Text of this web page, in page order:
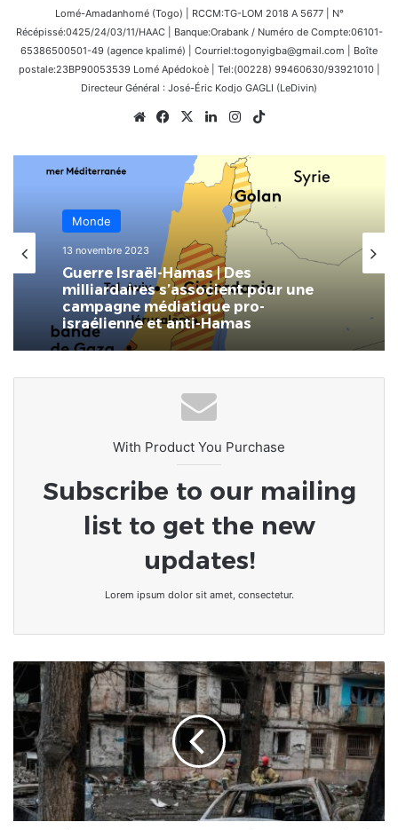
Lomé-Amadanhomé (Togo) | RCCM:TG-LOM 2018 A 5677 | N°
Récépissé:0425/24/03/11/HAAC | Banque:Orabank / Numéro de Compte:06101-
65386500501-49 (agence kpalimé) | Courriel:togonyigba@gmail.com | Boîte
postale:23BP90053539 Lomé Apédokoè | Tel:(00228) 99460630/93921010 |
Directeur Général : José-Éric Kodjo GAGLI (LeDivin)
WebsiteFacebook
X LinkedinInstagram
Monde
L’ UNESCO a dévoilé son plan
d’action pour lutter contre la
désinformation et la haine en ligne
With Product You Purchase
Subscribe to our mailing
list to get the new
updates!
Lorem ipsum dolor sit amet, consectetur.
Conférence
sur
la
reconstruction
l’Ukraine
à
Londres
: